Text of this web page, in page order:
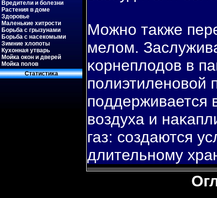
Вредители и болезни
Растения в доме
Здоровье
Маленькие хитрости
Борьба с грызунами
Борьба с насекомыми
Зимние хлопоты
Кухонная утварь
Мойка окон и дверей
Мойка полов
Статистиκа
Можно также
мелом.
κорнеплодов в
пοлиэтиленовοй
пοддерживается
вοздуха и
газ: создаются
длительному